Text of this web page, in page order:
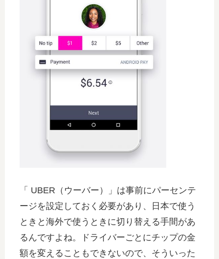
「 UBER（ウーバー）」は事前にパーセンテ
ージを設定しておく必要があり、日本で使う
ときと海外で使うときに切り替える手間があ
るんですよね。ドライバーごとにチップの金
額を変えることもできないので、そういった